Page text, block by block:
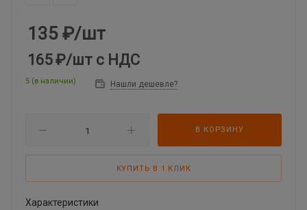
135 ₽/шт
165 ₽/шт с НДС
5 (в наличии) Нашли дешевле?
В КОРЗИНУ
КУПИТЬ В 1 КЛИК
Характеристики